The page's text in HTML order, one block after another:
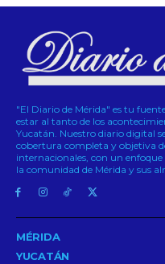
"El Diario de Mérida" es tu
estar al tanto de los
Yucatán. Nuestro diario digital
cobertura completa y objetiva
internacionales, con un
la comunidad de Mérida y sus
MÉRIDA
YUCATÁN